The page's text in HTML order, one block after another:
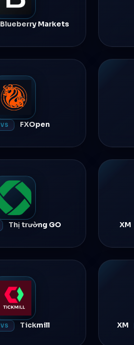
Blueberry Markets
VS FXOpen
Thị trường GO XM
VS Tickmill XM